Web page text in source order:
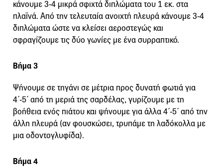
κάνουμε 3-4 μικρά σφιχτά διπλώματα του 1 εκ. στα
πλαϊνά. Από την τελευταία ανοιχτή πλευρά κάνουμε 3-4
διπλώματα ώστε να κλείσει αεροστεγώς και
σφραγίζουμε τις δύο γωνίες με ένα συρραπτικό.
Βήμα 3
Ψήνουμε σε τηγάνι σε μέτρια προς δυνατή φωτιά για
4΄-5΄ από τη μεριά της σαρδέλας, γυρίζουμε με τη
βοήθεια ενός πιάτου και ψήνουμε για άλλα 4΄-5΄ από την
άλλη πλευρά (αν φουσκώσει, τρυπάμε τη λαδόκολλα με
μια οδοντογλυφίδα).
Βήμα 4